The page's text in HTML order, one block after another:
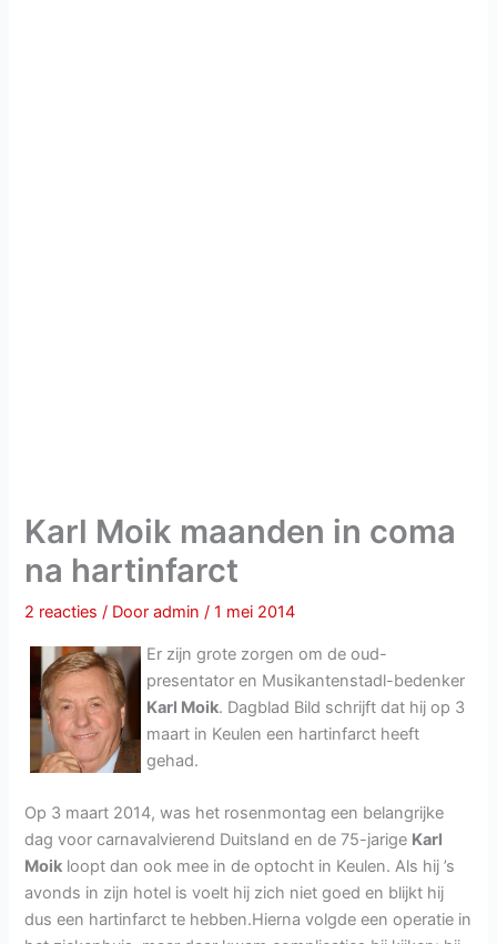
Karl Moik maanden in coma
na hartinfarct
2 reacties / Dooradmin/1 mei 2014
Er zijn grote zorgen om de oud-
presentator en Musikantenstadl-bedenker
Karl Moik. Dagblad Bild schrijft dat hij op 3
maart in Keulen een hartinfarct heeft
gehad.
Op 3 maart 2014, was het rosenmontag een belangrijke
dag voor carnavalvierend Duitsland en de 75-jarige Karl
Moik loopt dan ook mee in de optocht in Keulen. Als hij ’s
avonds in zijn hotel is voelt hij zich niet goed en blijkt hij
dus een hartinfarct te hebben.Hierna volgde een operatie in